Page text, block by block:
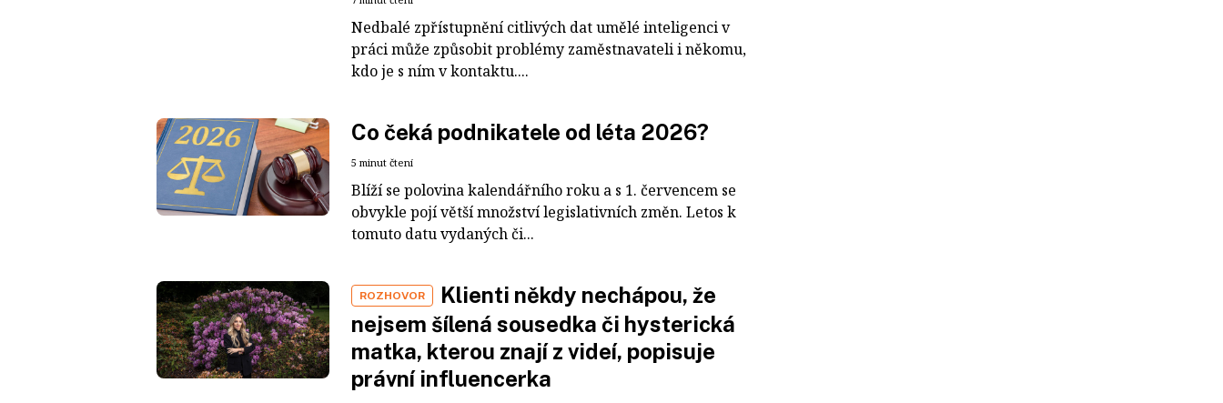
Nedbalé zpřístupnění citlivých dat umělé inteligenci v
práci může způsobit problémy zaměstnavateli i někomu,
kdo je s ním v kontaktu....
Co čeká podnikatele od léta 2026?
5 minut čtení
Blíží se polovina kalendářního roku a s 1. červencem se
obvykle pojí větší množství legislativních změn. Letos k
tomuto datu vydaných či...
ROZHOVOR
Klienti někdy nechápou, že
nejsem šílená sousedka či hysterická
matka, kterou znají z videí, popisuje
právní influencerka